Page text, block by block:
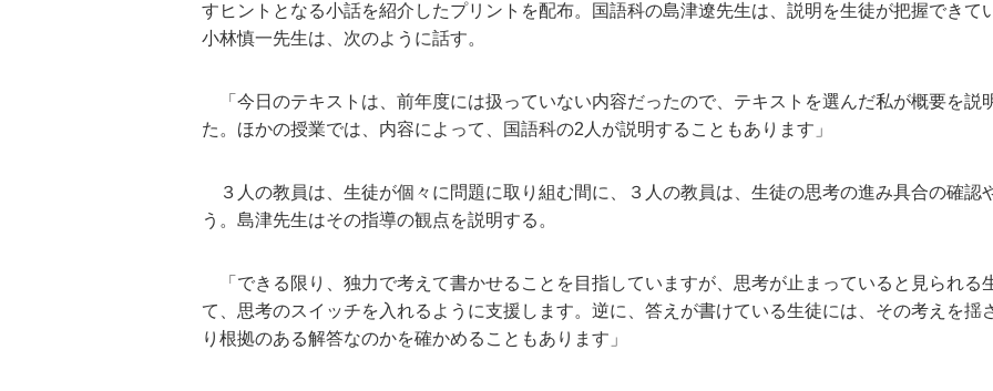
すヒントとなる小話を紹介したプリントを配布。国語科の島津遼先生は、説明を生徒が把握できて
小林慎一先生は、次のように話す。
「今日のテキストは、前年度には扱っていない内容だったので、テキストを選んだ私が概要を説
た。ほかの授業では、内容によって、国語科の2人が説明することもあります」
３人の教員は、生徒が個々に問題に取り組む間に、３人の教員は、生徒の思考の進み具合の確認
う。島津先生はその指導の観点を説明する。
「できる限り、独力で考えて書かせることを目指していますが、思考が止まっていると見られる
て、思考のスイッチを入れるように支援します。逆に、答えが書けている生徒には、その考えを揺
り根拠のある解答なのかを確かめることもあります」